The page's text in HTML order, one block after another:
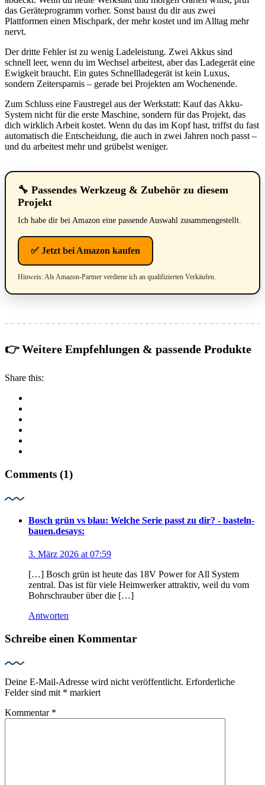
das Geräteprogramm vorher. Sonst baust du dir aus zwei
Plattformen einen Mischpark, der mehr kostet und im Alltag mehr
nervt.
Der dritte Fehler ist zu wenig Ladeleistung. Zwei Akkus sind
schnell leer, wenn du im Wechsel arbeitest, aber das Ladegerät eine
Ewigkeit braucht. Ein gutes Schnellladegerät ist kein Luxus,
sondern Zeitersparnis – gerade bei Projekten am Wochenende.
Zum Schluss eine Faustregel aus der Werkstatt: Kauf das Akku-
System nicht für die erste Maschine, sondern für das Projekt, das
dich wirklich Arbeit kostet. Wenn du das im Kopf hast, triffst du fast
automatisch die Entscheidung, die auch in zwei Jahren noch passt –
und du arbeitest mehr und grübelst weniger.
🔧 Passendes Werkzeug & Zubehör zu diesem
Projekt
Ich habe dir bei Amazon eine passende Auswahl zusammengestellt.
✅ Jetzt bei Amazon kaufen
Hinweis: Als Amazon-Partner verdiene ich an qualifizierten Verkäufen.
👉 Weitere Empfehlungen & passende Produkte
Share this:
Comments (1)
Bosch grün vs blau: Welche Serie passt zu dir? - basteln-
bauen.desays:
3. März 2026 at 07:59
[…] Bosch grün ist heute das 18V Power for All System
zentral. Das ist für viele Heimwerker attraktiv, weil du vom
Bohrschrauber über die […]
Antworten
Schreibe einen Kommentar
Deine E-Mail-Adresse wird nicht veröffentlicht. Erforderliche
Felder sind mit * markiert
Kommentar *